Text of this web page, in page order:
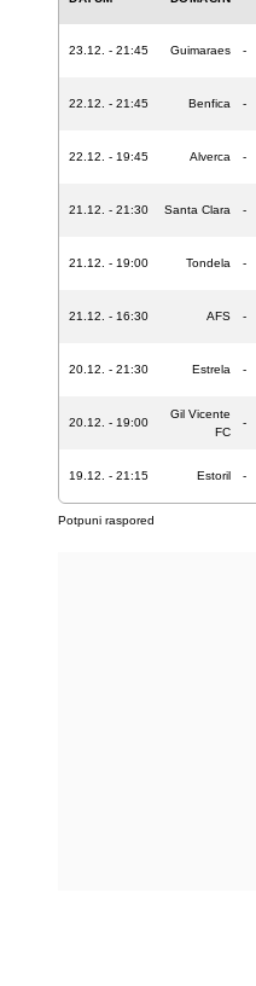
23.12. - 21:45 Guimaraes -
22.12. - 21:45 Benfica -
22.12. - 19:45 Alverca -
21.12. - 21:30 Santa Clara -
21.12. - 19:00 Tondela -
21.12. - 16:30 AFS -
20.12. - 21:30 Estrela -
20.12. - 19:00
Gil Vicente
FC
-
19.12. - 21:15 Estoril -
Potpuni raspored